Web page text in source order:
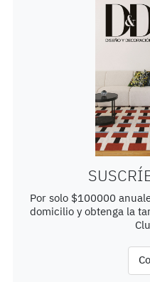
Por solo $100000
domicilio y obtenga la